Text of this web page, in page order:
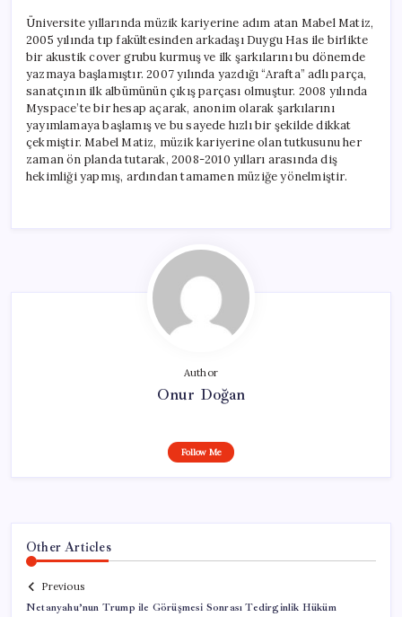
Üniversite yıllarında müzik kariyerine adım atan Mabel Matiz,
2005 yılında tıp fakültesinden arkadaşı Duygu Has ile birlikte
bir akustik cover grubu kurmuş ve ilk şarkılarını bu dönemde
yazmaya başlamıştır. 2007 yılında yazdığı “Arafta” adlı parça,
sanatçının ilk albümünün çıkış parçası olmuştur. 2008 yılında
Myspace’te bir hesap açarak, anonim olarak şarkılarını
yayımlamaya başlamış ve bu sayede hızlı bir şekilde dikkat
çekmiştir. Mabel Matiz, müzik kariyerine olan tutkusunu her
zaman ön planda tutarak, 2008-2010 yılları arasında diş
hekimliği yapmış, ardından tamamen müziğe yönelmiştir.
Author
Onur Doğan
Follow Me
Other Articles
Previous
Netanyahu’nun Trump ile Görüşmesi Sonrası Tedirginlik Hüküm